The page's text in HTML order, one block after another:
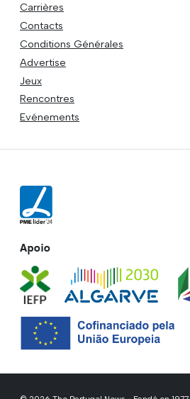
Carrières
Contacts
Conditions Générales
Advertise
Jeux
Rencontres
Evénements
Apoio